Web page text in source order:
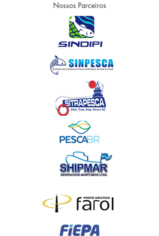
Nossos Parceiros